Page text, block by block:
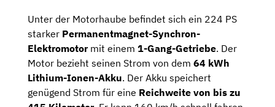
Unter der Motorhaube befindet sich ein 224 PS
starker Permanentmagnet-Synchron-
Elektromotor mit einem 1-Gang-Getriebe. Der
Motor bezieht seinen Strom von dem 64 kWh
Lithium-Ionen-Akku. Der Akku speichert
genügend Strom für eine Reichweite von bis zu